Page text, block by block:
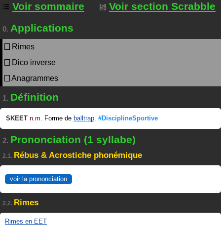
Voir sommaire
Voir section Scrabble
0. Applications
Rimes
Dico inverse
Anagrammes
1. Définition
SKEET n.m. Forme de balltrap. #DisciplineSportive
2. Prononciation (1 syllabe)
2.1. Rébus & Acrostiche phonémique
voir la prononciation
2.2. Rimes
Rimes en EET